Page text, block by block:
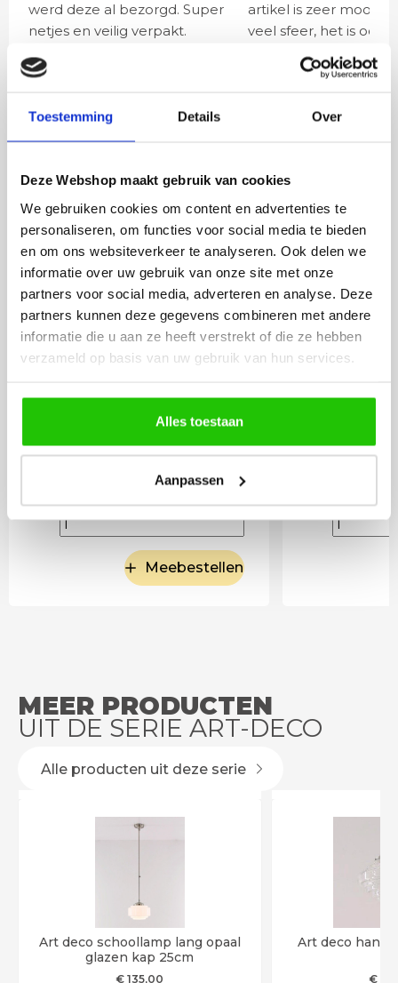
Toestemming Details Over
Deze Webshop maakt gebruik van cookies
We gebruiken cookies om content en advertenties te
personaliseren, om functies voor social media te bieden
en om ons websiteverkeer te analyseren. Ook delen we
informatie over uw gebruik van onze site met onze
partners voor social media, adverteren en analyse. Deze
partners kunnen deze gegevens combineren met andere
informatie die u aan ze heeft verstrekt of die ze hebben
verzameld op basis van uw gebruik van hun services.
Alles toestaan
Aanpassen
werd deze al bezorgd. Super
netjes en veilig verpakt.
artikel is zeer mooi
veel sfeer, het is ook
eenvoudig te
BESTELINCLUSIEF
LICHTBRONNEN
LED lamp 6 watt opaal
E27
9,95
Incl. BTW
Meebestellen
LED
E27
MEER PRODUCTEN
UIT DE SERIE ART-DECO
Alle producten uit deze serie
Art deco schoollamp lang opaal
glazen kap 25cm
€ 135,00
Art deco
€